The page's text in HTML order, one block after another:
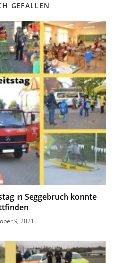
GEFALLEN
in Seggebruch konnte
9, 2021